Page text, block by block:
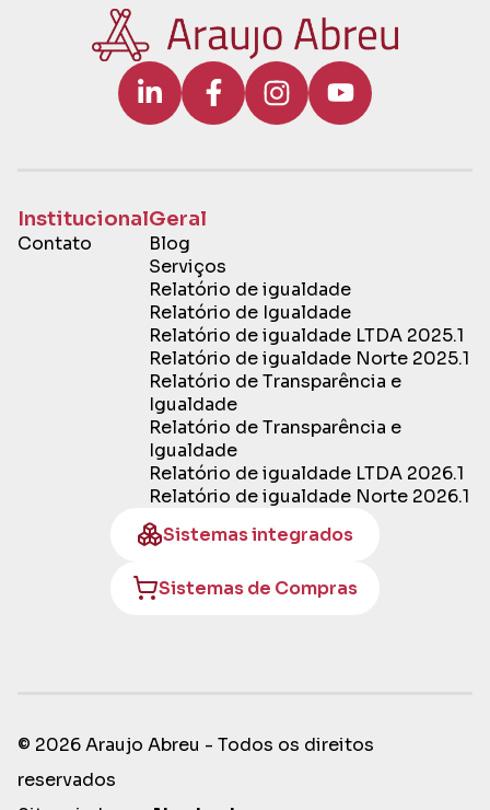
Institucional
Contato
Geral
Blog
Serviços
Relatório de igualdade
Relatório de Igualdade
Relatório de igualdade LTDA 2025.1
Relatório de igualdade Norte 2025.1
Relatório de Transparência e
Igualdade
Relatório de Transparência e
Igualdade
Relatório de igualdade LTDA 2026.1
Relatório de igualdade Norte 2026.1
Sistemas integrados
Sistemas de Compras
© 2026 Araujo Abreu - Todos os direitos
reservados